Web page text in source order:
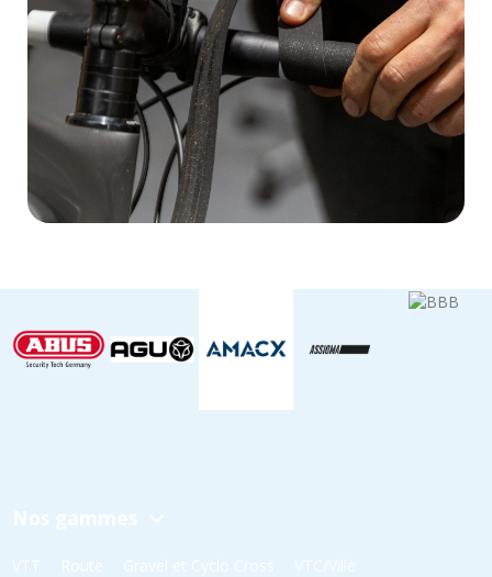
Nos gammes
VTT Route Gravel et Cyclo Cross
VTC/Ville